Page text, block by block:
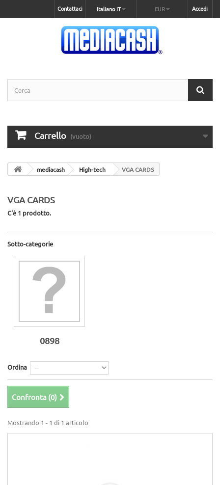
Accedi
EUR
Italiano IT
Contattaci
Carrello (vuoto)
mediacash High-tech VGA CARDS
VGA CARDS
C'è 1 prodotto.
Sotto-categorie
0898
Ordina
Confronta (0)
Mostrando 1 - 1 di 1 articolo